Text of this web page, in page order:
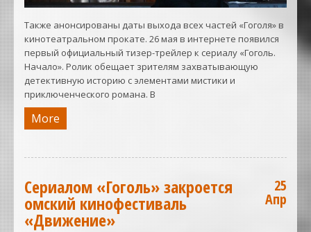
Также анонсированы даты выхода всех частей «Гоголя» в
кинотеатральном прокате. 26 мая в интернете появился
первый официальный тизер-трейлер к сериалу «Гоголь.
Начало». Ролик обещает зрителям захватывающую
детективную историю с элементами мистики и
приключенческого романа. В
More
Сериалом «Гоголь» закроется
омский кинофестиваль
«Движение»
25
Апр